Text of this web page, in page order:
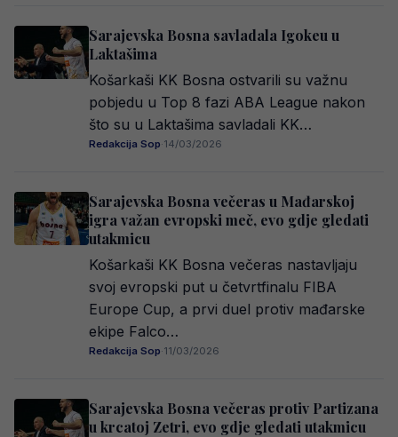
Sarajevska Bosna savladala Igokeu u
Laktašima
Košarkaši KK Bosna ostvarili su važnu
pobjedu u Top 8 fazi ABA League nakon
što su u Laktašima savladali KK…
Redakcija Sop·14/03/2026
Sarajevska Bosna večeras u Mađarskoj
igra važan evropski meč, evo gdje gledati
utakmicu
Košarkaši KK Bosna večeras nastavljaju
svoj evropski put u četvrtfinalu FIBA
Europe Cup, a prvi duel protiv mađarske
ekipe Falco…
Redakcija Sop·11/03/2026
Sarajevska Bosna večeras protiv Partizana
u krcatoj Zetri, evo gdje gledati utakmicu